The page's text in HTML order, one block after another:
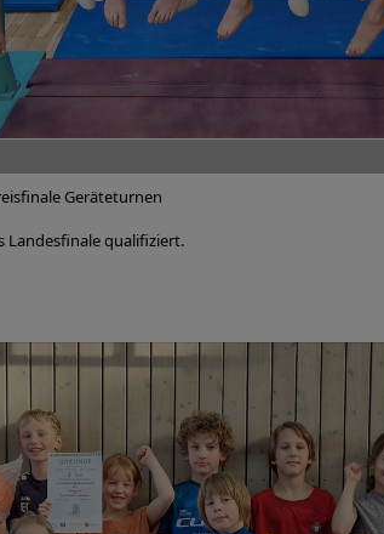
Geräteturnen
Landesfinale qualifiziert.